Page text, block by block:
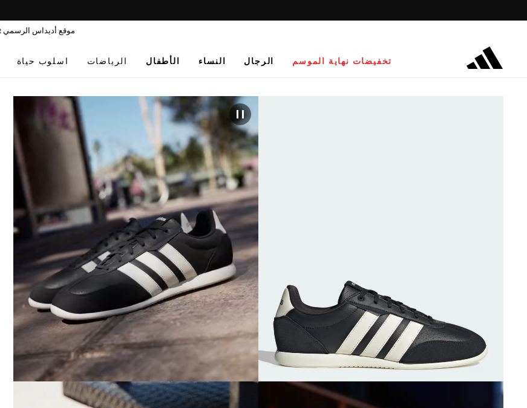
promotion
موقع أديداس الرسمي Egypt
تخفيضات نهاية الموسم الرجال النساء الأطفال الرياضات اسلوب حياة